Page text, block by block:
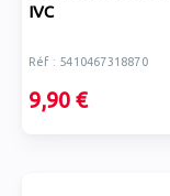
IVC
Réf : 5410467318870
9,90 €